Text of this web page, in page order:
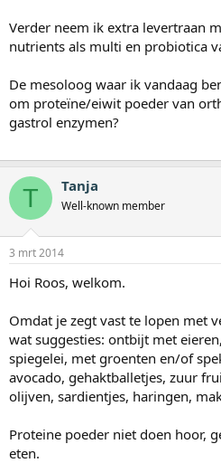
Verder neem ik extra levertraan
nutrients als multi en probiotica
De mesoloog waar ik vandaag
om proteïne/eiwit poeder van
gastrol enzymen?
T Tanja
Well-known member
3 mrt 2014
Hoi Roos, welkom.
Omdat je zegt vast te lopen met
wat suggesties: ontbijt met
spiegelei, met groenten en/of
avocado, gehaktballetjes, zuur
olijven, sardientjes, haringen,
Proteine poeder niet doen hoor,
eten.